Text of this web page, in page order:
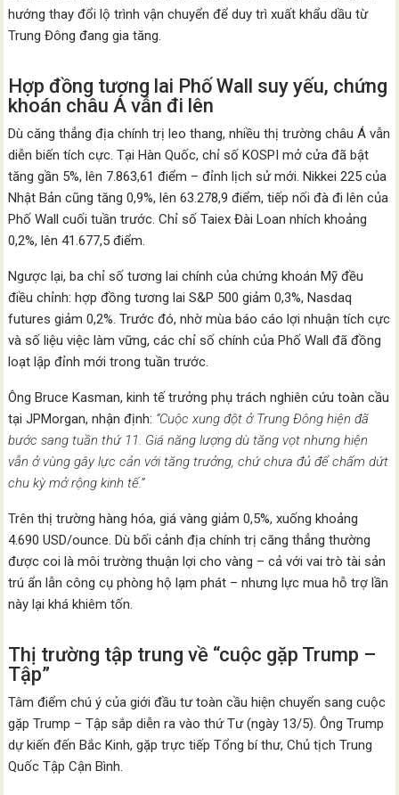
hướng thay đổi lộ trình vận chuyển để duy trì xuất khẩu dầu từ
Trung Đông đang gia tăng.
Hợp đồng tương lai Phố Wall suy yếu, chứng
khoán châu Á vẫn đi lên
Dù căng thẳng địa chính trị leo thang, nhiều thị trường châu Á vẫn
diễn biến tích cực. Tại Hàn Quốc, chỉ số KOSPI mở cửa đã bật
tăng gần 5%, lên 7.863,61 điểm – đỉnh lịch sử mới. Nikkei 225 của
Nhật Bản cũng tăng 0,9%, lên 63.278,9 điểm, tiếp nối đà đi lên của
Phố Wall cuối tuần trước. Chỉ số Taiex Đài Loan nhích khoảng
0,2%, lên 41.677,5 điểm.
Ngược lại, ba chỉ số tương lai chính của chứng khoán Mỹ đều
điều chỉnh: hợp đồng tương lai S&P 500 giảm 0,3%, Nasdaq
futures giảm 0,2%. Trước đó, nhờ mùa báo cáo lợi nhuận tích cực
và số liệu việc làm vững, các chỉ số chính của Phố Wall đã đồng
loạt lập đỉnh mới trong tuần trước.
Ông Bruce Kasman, kinh tế trưởng phụ trách nghiên cứu toàn cầu
tại JPMorgan, nhận định: “Cuộc xung đột ở Trung Đông hiện đã
bước sang tuần thứ 11. Giá năng lượng dù tăng vọt nhưng hiện
vẫn ở vùng gây lực cản với tăng trưởng, chứ chưa đủ để chấm dứt
chu kỳ mở rộng kinh tế.”
Trên thị trường hàng hóa, giá vàng giảm 0,5%, xuống khoảng
4.690 USD/ounce. Dù bối cảnh địa chính trị căng thẳng thường
được coi là môi trường thuận lợi cho vàng – cả với vai trò tài sản
trú ẩn lẫn công cụ phòng hộ lạm phát – nhưng lực mua hỗ trợ lần
này lại khá khiêm tốn.
Thị trường tập trung về “cuộc gặp Trump –
Tập”
Tâm điểm chú ý của giới đầu tư toàn cầu hiện chuyển sang cuộc
gặp Trump – Tập sắp diễn ra vào thứ Tư (ngày 13/5). Ông Trump
dự kiến đến Bắc Kinh, gặp trực tiếp Tổng bí thư, Chủ tịch Trung
Quốc Tập Cận Bình.